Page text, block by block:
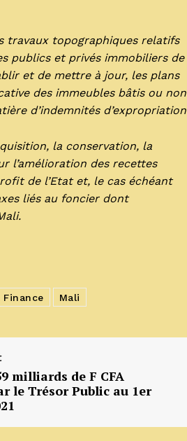
travaux topographiques relatifs
publics et privés immobiliers de
et de mettre à jour, les plans
des immeubles bâtis ou non
d’indemnités d’expropriation
la conservation, la
l’amélioration des recettes
de l’Etat et, le cas échéant
liés au foncier dont
Finance Mali
milliards de F CFA
le Trésor Public au 1er